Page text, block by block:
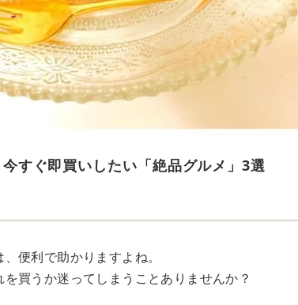
すぐ即買いしたい「絶品グルメ」3選
便利で助かりますよね。
買うか迷ってしまうことありませんか？